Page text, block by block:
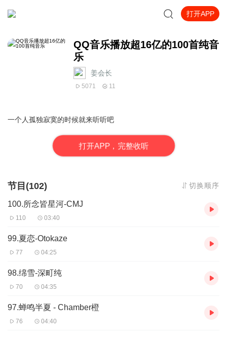
打开APP
QQ音乐播放超16亿的100首纯音
乐
姜会长
5071 11
一个人孤独寂寞的时候就来听听吧
打开APP，完整收听
节目(102) 切换顺序
100.所念皆星河-CMJ
110 03:40
99.夏恋-Otokaze
77 04:25
98.绵雪-深町纯
70 04:35
97.蝉鸣半夏 - Chamber橙
76 04:40